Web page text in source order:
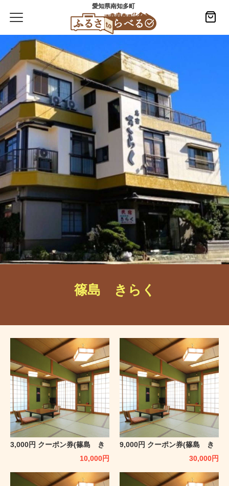
愛知県南知多町
篠島 きらく
3,000円 クーポン券(篠島 き
10,000円
9,000円 クーポン券(篠島 き
30,000円